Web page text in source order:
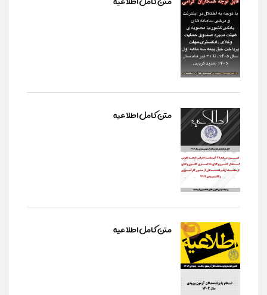
متن کامل اطلاعیه
متن کامل اطلاعیه